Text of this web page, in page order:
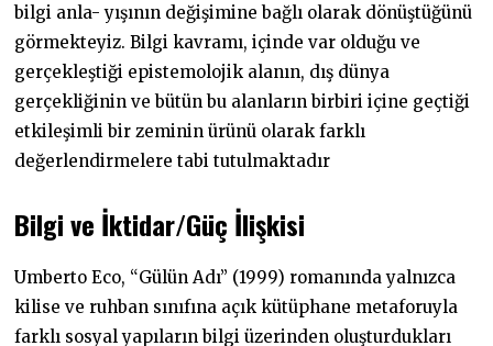
bilgi anla- yışının değişimine bağlı olarak dönüştüğünü
görmekteyiz. Bilgi kavramı, içinde var olduğu ve
gerçekleştiği epistemolojik alanın, dış dünya
gerçekliğinin ve bütün bu alanların birbiri içine geçtiği
etkileşimli bir zeminin ürünü olarak farklı
değerlendirmelere tabi tutulmaktadır
Bilgi ve İktidar/Güç İlişkisi
Umberto Eco, “Gülün Adı” (1999) romanında yalnızca
kilise ve ruhban sınıfına açık kütüphane metaforuyla
farklı sosyal yapıların bilgi üzerinden oluşturdukları